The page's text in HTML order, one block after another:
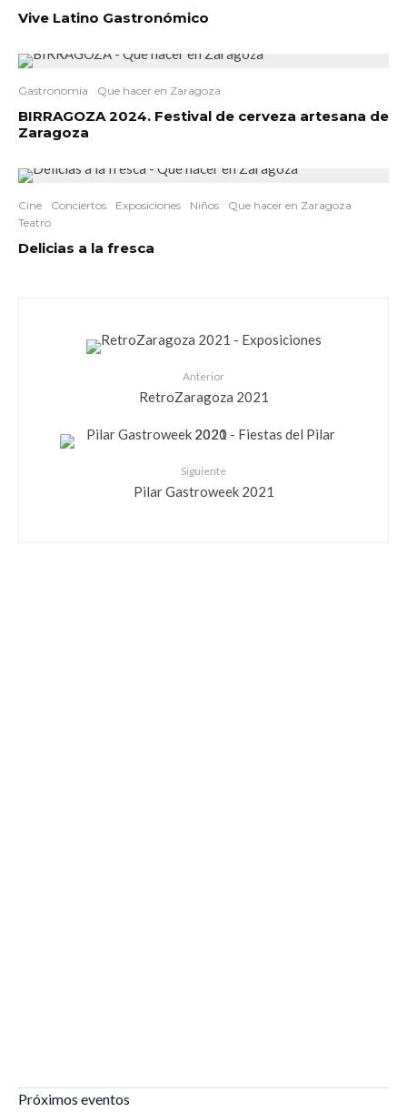
Vive Latino Gastronómico
Gastronomía Que hacer en Zaragoza
BIRRAGOZA 2024. Festival de cerveza artesana de
Zaragoza
Cine Conciertos Exposiciones Niños
Que hacer en Zaragoza
Teatro
Delicias a la fresca
Anterior
RetroZaragoza 2021
Siguiente
Pilar Gastroweek 2021
Próximos eventos